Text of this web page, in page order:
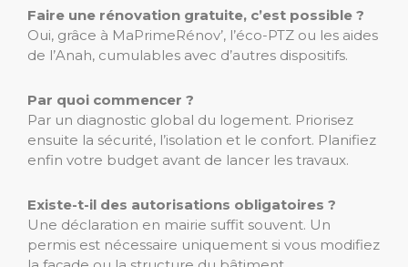
Faire une rénovation gratuite, c’est possible ?
Oui, grâce à MaPrimeRénov’, l’éco-PTZ ou les aides
de l’Anah, cumulables avec d’autres dispositifs.
Par quoi commencer ?
Par un diagnostic global du logement. Priorisez
ensuite la sécurité, l’isolation et le confort. Planifiez
enfin votre budget avant de lancer les travaux.
Existe-t-il des autorisations obligatoires ?
Une déclaration en mairie suffit souvent. Un
permis est nécessaire uniquement si vous modifiez